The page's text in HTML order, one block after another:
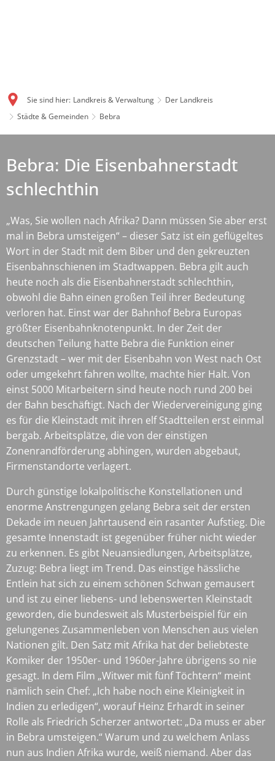
Sie sind hier: Landkreis & Verwaltung
Der Landkreis
Städte & Gemeinden
Bebra
Bebra: Die Eisenbahnerstadt
schlechthin
„Was, Sie wollen nach Afrika? Dann müssen Sie aber erst
mal in Bebra umsteigen“ – dieser Satz ist ein geflügeltes
Wort in der Stadt mit dem Biber und den gekreuzten
Eisenbahnschienen im Stadtwappen. Bebra gilt auch
heute noch als die Eisenbahnerstadt schlechthin,
obwohl die Bahn einen großen Teil ihrer Bedeutung
verloren hat. Einst war der Bahnhof Bebra Europas
größter Eisenbahnknotenpunkt. In der Zeit der
deutschen Teilung hatte Bebra die Funktion einer
Grenzstadt – wer mit der Eisenbahn von West nach Ost
oder umgekehrt fahren wollte, machte hier Halt. Von
einst 5000 Mitarbeitern sind heute noch rund 200 bei
der Bahn beschäftigt. Nach der Wiedervereinigung ging
es für die Kleinstadt mit ihren elf Stadtteilen erst einmal
bergab. Arbeitsplätze, die von der einstigen
Zonenrandförderung abhingen, wurden abgebaut,
Firmenstandorte verlagert.
Durch günstige lokalpolitische Konstellationen und
enorme Anstrengungen gelang Bebra seit der ersten
Dekade im neuen Jahrtausend ein rasanter Aufstieg. Die
gesamte Innenstadt ist gegenüber früher nicht wieder
zu erkennen. Es gibt Neuansiedlungen, Arbeitsplätze,
Zuzug: Bebra liegt im Trend. Das einstige hässliche
Entlein hat sich zu einem schönen Schwan gemausert
und ist zu einer liebens- und lebenswerten Kleinstadt
geworden, die bundesweit als Musterbeispiel für ein
gelungenes Zusammenleben von Menschen aus vielen
Nationen gilt. Den Satz mit Afrika hat der beliebteste
Komiker der 1950er- und 1960er-Jahre übrigens so nie
gesagt. In dem Film „Witwer mit fünf Töchtern“ meint
nämlich sein Chef: „Ich habe noch eine Kleinigkeit in
Indien zu erledigen“, worauf Heinz Erhardt in seiner
Rolle als Friedrich Scherzer antwortet: „Da muss er aber
in Bebra umsteigen.“ Warum und zu welchem Anlass
nun aus Indien Afrika wurde, weiß niemand. Aber das